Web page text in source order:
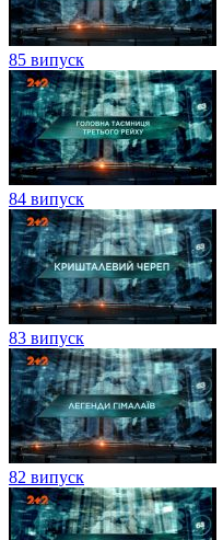
85 випуск
84 випуск
83 випуск
82 випуск